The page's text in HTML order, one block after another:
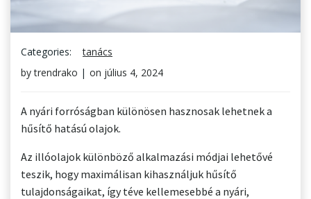
Categories:
tanács
by trendrako | on július 4, 2024
A nyári forróságban különösen hasznosak lehetnek a
hűsítő hatású olajok.
Az illóolajok különböző alkalmazási módjai lehetővé
teszik, hogy maximálisan kihasználjuk hűsítő
tulajdonságaikat, így téve kellemesebbé a nyári,